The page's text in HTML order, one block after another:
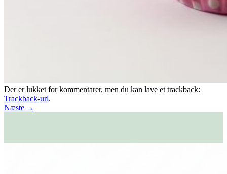
Der er lukket for kommentarer, men du kan lave et trackback:
Trackback-url.
Næste →